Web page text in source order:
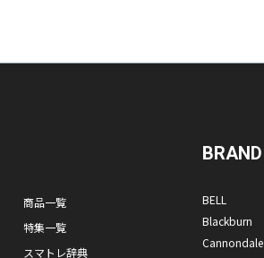
商品一覧
特集一覧
スマトレ辞典
BRAND
BELL
Blackburn
Cannondale